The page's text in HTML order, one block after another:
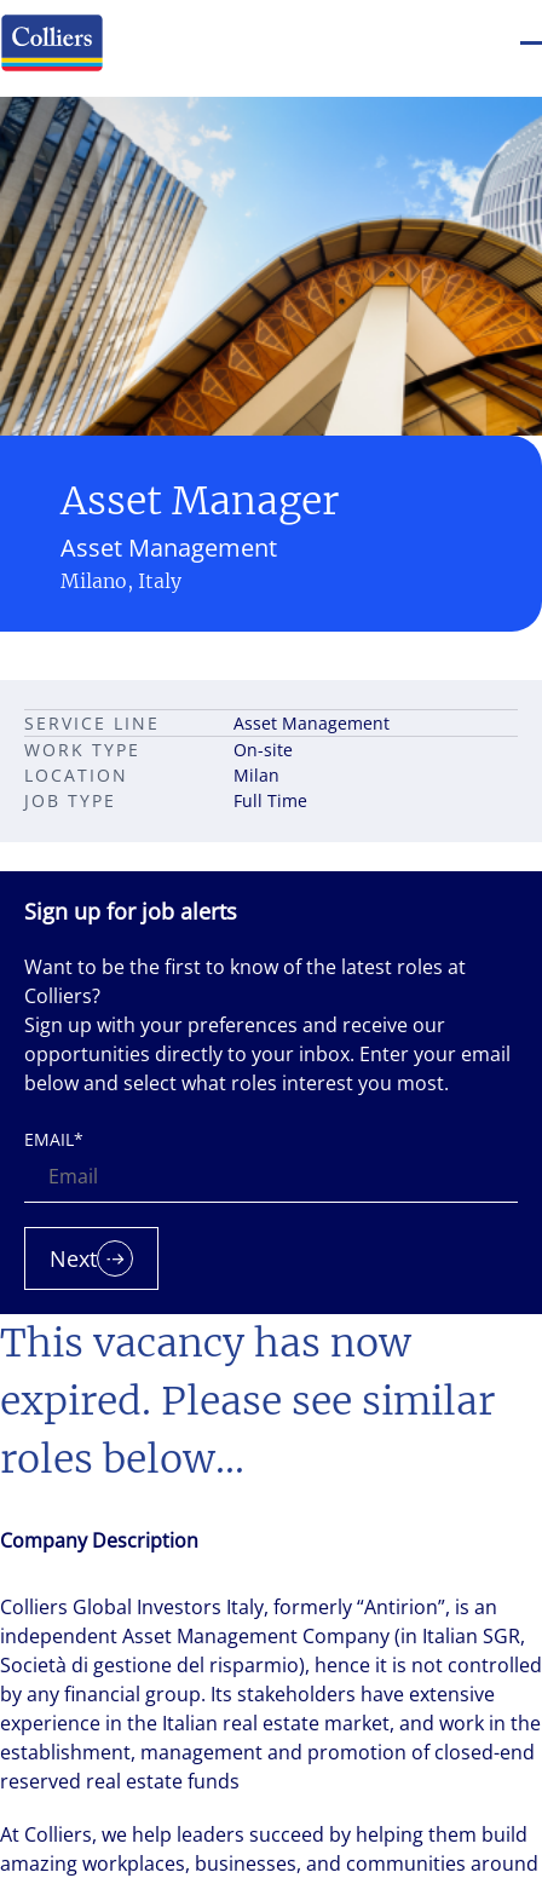
Asset Manager
Asset Management
Milano, Italy
This vacancy has now
expired. Please see similar
roles below...
Company Description
Colliers Global Investors Italy, formerly “Antirion”, is an
independent Asset Management Company (in Italian SGR,
Società di gestione del risparmio), hence it is not controlled
by any financial group. Its stakeholders have extensive
experience in the Italian real estate market, and work in the
establishment, management and promotion of closed-end
reserved real estate funds
At Colliers, we help leaders succeed by helping them build
amazing workplaces, businesses, and communities around
JOB TYPE Full Time
LOCATION Milan
SERVICE LINE
Asset Management
WORK TYPE
On-site
Sign up for job alerts
Want to be the first to know of the latest roles at
Colliers?
Sign up with your preferences and receive our
opportunities directly to your inbox. Enter your email
below and select what roles interest you most.
EMAIL*
Next